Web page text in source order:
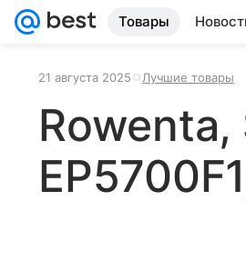
Товары
21 августа 2025 Лучшие товары